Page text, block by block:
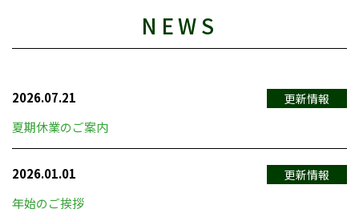
NEWS
2026.07.21
夏期休業のご案内
更新情報
2026.01.01
年始のご挨拶
更新情報